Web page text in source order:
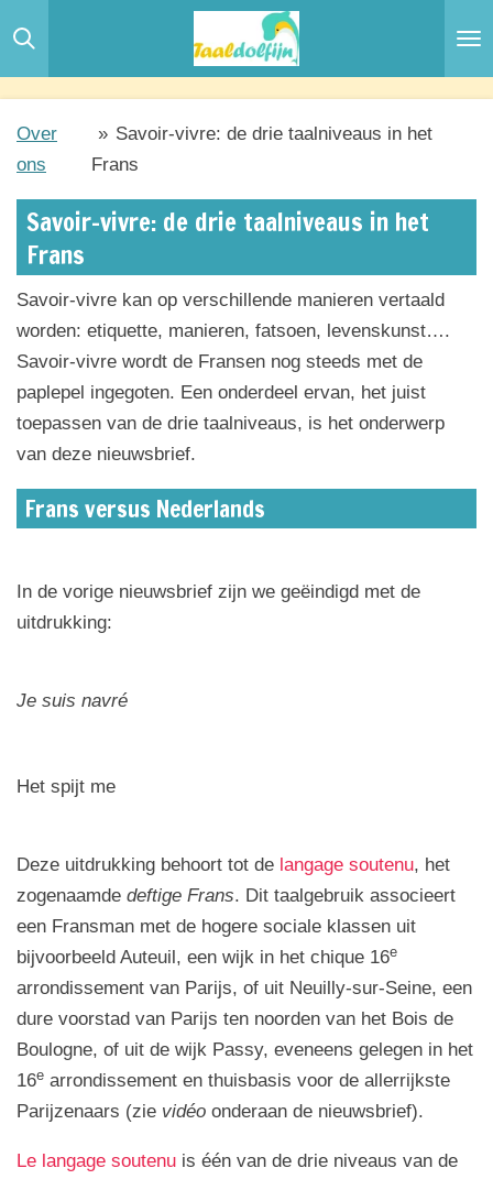
Ga
direct
hoofdinhoud
Over
ons
» Savoir-vivre: de drie taalniveaus in het
Frans
Savoir-vivre: de drie taalniveaus in het
Frans
Savoir-vivre kan op verschillende manieren vertaald
worden: etiquette, manieren, fatsoen, levenskunst….
Savoir-vivre wordt de Fransen nog steeds met de
paplepel ingegoten. Een onderdeel ervan, het juist
toepassen van de drie taalniveaus, is het onderwerp
van deze nieuwsbrief.
Frans versus Nederlands
In de vorige nieuwsbrief zijn we geëindigd met de
uitdrukking:
Je suis navré
Het spijt me
Deze uitdrukking behoort tot de langage soutenu, het
zogenaamde deftige Frans. Dit taalgebruik associeert
een Fransman met de hogere sociale klassen uit
bijvoorbeeld Auteuil, een wijk in het chique 16e
arrondissement van Parijs, of uit Neuilly-sur-Seine, een
dure voorstad van Parijs ten noorden van het Bois de
Boulogne, of uit de wijk Passy, eveneens gelegen in het
16e arrondissement en thuisbasis voor de allerrijkste
Parijzenaars (zie vidéo onderaan de nieuwsbrief).
Le langage soutenu is één van de drie niveaus van de